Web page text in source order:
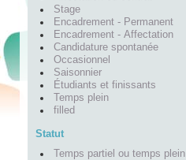
Stage
Encadrement - Permanent
Encadrement - Affectation
Candidature spontanée
Occasionnel
Saisonnier
Étudiants et finissants
Temps plein
filled
Statut
Temps partiel ou temps plein